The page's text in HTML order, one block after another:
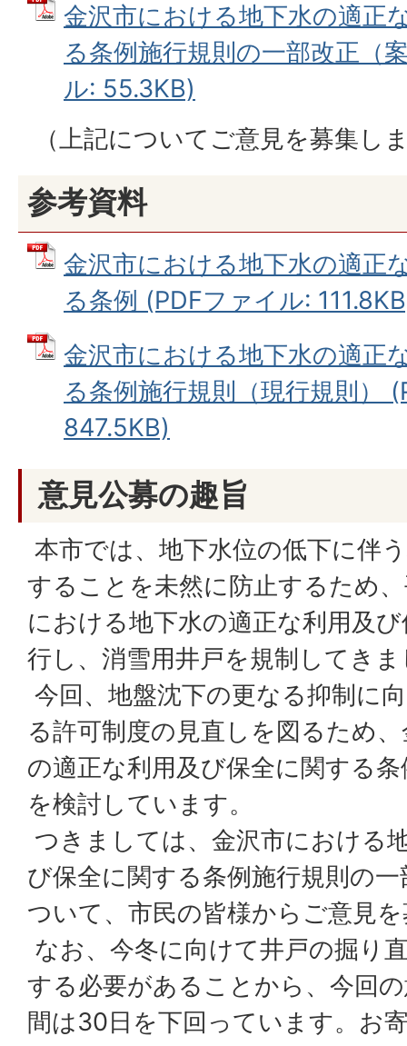
金沢市における地下水の適正
る条例施行規則の一部改正（
ル: 55.3KB)
（上記についてご意見を募集し
参考資料
金沢市における地下水の適正
る条例 (PDFファイル:
金沢市における地下水の適正
る条例施行規則（現行規則）
847.5KB)
意見公募の趣旨
本市では、地下水位の低下に伴
することを未然に防止するため
における地下水の適正な利用及
行し、消雪用井戸を規制してき
今回、地盤沈下の更なる抑制に
る許可制度の見直しを図るため
の適正な利用及び保全に関する
を検討しています。
つきましては、金沢市における
び保全に関する条例施行規則の
ついて、市民の皆様からご意見
なお、今冬に向けて井戸の掘り
する必要があることから、今回
間は30日を下回っています。お